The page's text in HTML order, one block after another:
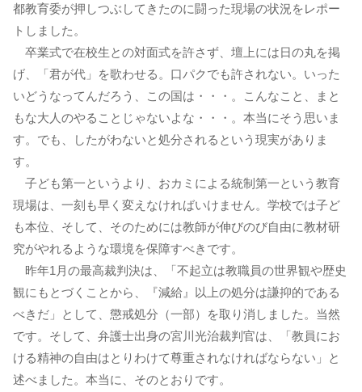
都教育委が押しつぶしてきたのに闘った現場の状況をレポー
トしました。
卒業式で在校生との対面式を許さず、壇上には日の丸を掲
げ、「君が代」を歌わせる。口パクでも許されない。いった
いどうなってんだろう、この国は・・・。こんなこと、まと
もな大人のやることじゃないよな・・・。本当にそう思いま
す。でも、したがわないと処分されるという現実がありま
す。
子ども第一というより、おカミによる統制第一という教育
現場は、一刻も早く変えなければいけません。学校では子ど
も本位、そして、そのためには教師が伸びのび自由に教材研
究がやれるような環境を保障すべきです。
昨年1月の最高裁判決は、「不起立は教職員の世界観や歴史
観にもとづくことから、『減給』以上の処分は謙抑的である
べきだ」として、懲戒処分（一部）を取り消しました。当然
です。そして、弁護士出身の宮川光治裁判官は、「教員にお
ける精神の自由はとりわけて尊重されなければならない」と
述べました。本当に、そのとおりです。